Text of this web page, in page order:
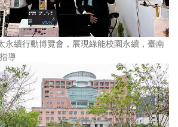
永續行動博覽會，展現綠能校園永續，臺南
導